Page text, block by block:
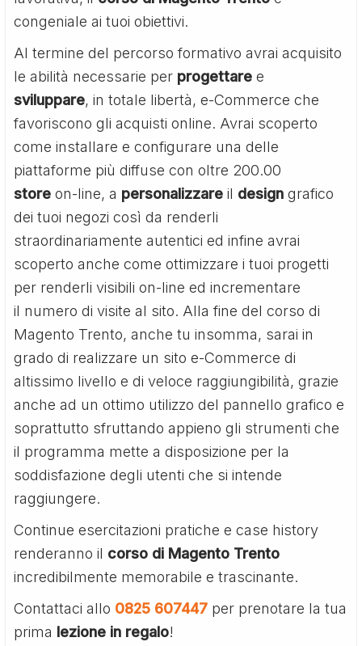
congeniale ai tuoi obiettivi.
Al termine del percorso formativo avrai acquisito
le abilità necessarie per progettare e
sviluppare, in totale libertà, e-Commerce che
favoriscono gli acquisti online. Avrai scoperto
come installare e configurare una delle
piattaforme più diffuse con oltre 200.00
storeon-line, a personalizzare il design grafico
dei tuoi negozi così da renderli
straordinariamente autentici ed infine avrai
scoperto anche come ottimizzare i tuoi progetti
per renderli visibili on-line ed incrementare
il numero di visite al sito. Alla fine del corso di
Magento Trento, anche tu insomma, sarai in
grado di realizzare un sito e-Commerce di
altissimo livello e di veloce raggiungibilità, grazie
anche ad un ottimo utilizzo del pannello grafico e
soprattutto sfruttando appieno gli strumenti che
il programma mette a disposizione per la
soddisfazione degli utenti che si intende
raggiungere.
Continue esercitazioni pratiche e case history
renderanno il corso di Magento Trento
incredibilmente memorabile e trascinante.
Contattaci allo 0825 607447 per prenotare la tua
prima lezione in regalo!